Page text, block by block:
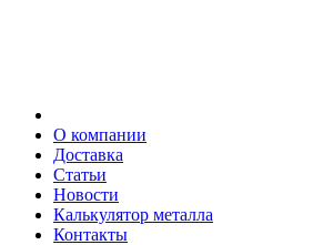
О компании
Доставка
Статьи
Новости
Калькулятор металла
Контакты